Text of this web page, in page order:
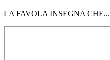
LA FAVOLA INSEGNA CHE...